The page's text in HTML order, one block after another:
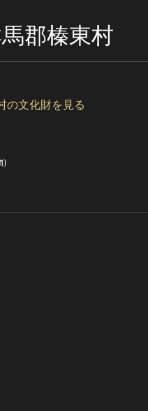
郡榛東村
の文化財を見る
)